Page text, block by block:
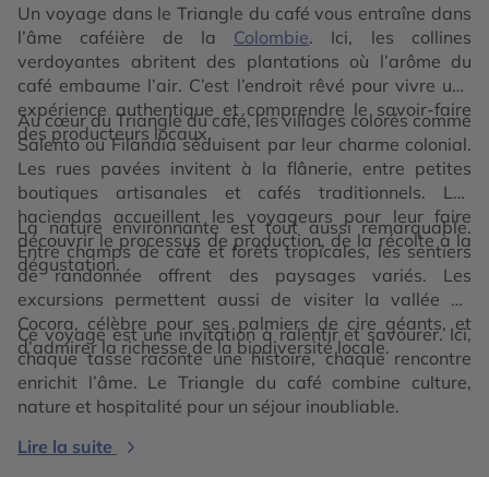
Un voyage dans le Triangle du café vous entraîne dans
l’âme caféière de la Colombie. Ici, les collines
verdoyantes abritent des plantations où l’arôme du
café embaume l’air. C’est l’endroit rêvé pour vivre une
expérience authentique et comprendre le savoir-faire
des producteurs locaux.
Au cœur du Triangle du café, les villages colorés comme
Salento ou Filandia séduisent par leur charme colonial.
Les rues pavées invitent à la flânerie, entre petites
boutiques artisanales et cafés traditionnels. Les
haciendas accueillent les voyageurs pour leur faire
découvrir le processus de production, de la récolte à la
dégustation.
La nature environnante est tout aussi remarquable.
Entre champs de café et forêts tropicales, les sentiers
de randonnée offrent des paysages variés. Les
excursions permettent aussi de visiter la vallée de
Cocora, célèbre pour ses palmiers de cire géants, et
d’admirer la richesse de la biodiversité locale.
Ce voyage est une invitation à ralentir et savourer. Ici,
chaque tasse raconte une histoire, chaque rencontre
enrichit l’âme. Le Triangle du café combine culture,
nature et hospitalité pour un séjour inoubliable.
Lire la suite